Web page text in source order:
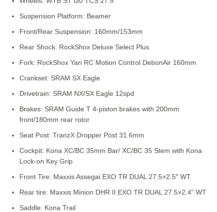
Suspension Platform: Beamer
Front/Rear Suspension: 160mm/153mm
Rear Shock: RockShox Deluxe Select Plus
Fork: RockShox Yari RC Motion Control DebonAir 160mm
Crankset: SRAM SX Eagle
Drivetrain: SRAM NX/SX Eagle 12spd
Brakes: SRAM Guide T 4-piston brakes with 200mm
front/180mm rear rotor
Seat Post: TranzX Dropper Post 31.6mm
Cockpit: Kona XC/BC 35mm Bar/ XC/BC 35 Stem with Kona
Lock-on Key Grip
Front Tire: Maxxis Assegai EXO TR DUAL 27.5×2.5″ WT
Rear tire: Maxxis Minion DHR II EXO TR DUAL 27.5×2.4” WT
Saddle: Kona Trail